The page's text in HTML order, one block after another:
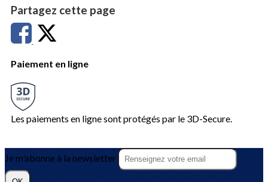
Partagez cette page
Paiement en ligne
Les paiements en ligne sont protégés par le 3D-Secure.
Je m'abonne à la newsletter